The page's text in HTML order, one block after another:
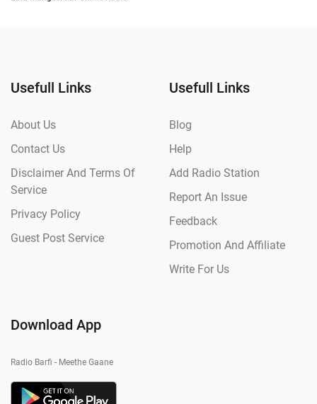
Usefull Links
About Us
Contact Us
Disclaimer And Terms Of
Service
Privacy Policy
Guest Post Service
Usefull Links
Blog
Help
Add Radio Station
Report An Issue
Feedback
Promotion And Affiliate
Write For Us
Download App
Radio Barfi - Meethe Gaane